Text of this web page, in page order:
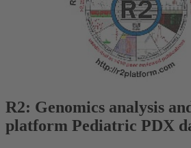
R2: Genomics analysis
platform Pediatric PDX